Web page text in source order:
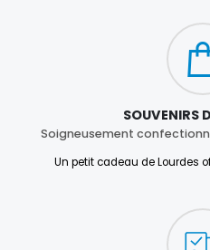
SOUVENIRS
Soigneusement
Un petit cadeau de Lourdes